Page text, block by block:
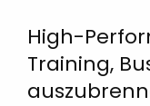
High-
Training,